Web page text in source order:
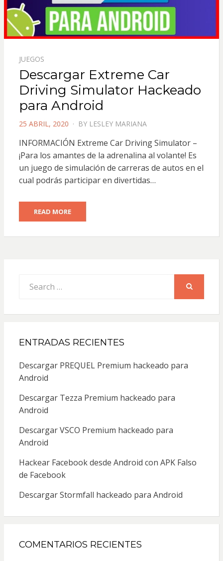
JUEGOS
Descargar Extreme Car
Driving Simulator Hackeado
para Android
POSTED
25 ABRIL, 2020 BY LESLEY MARIANA
INFORMACIÓN Extreme Car Driving Simulator –
¡Para los amantes de la adrenalina al volante! Es
un juego de simulación de carreras de autos en el
cual podrás participar en divertidas…
READ MORE
for:
ENTRADAS RECIENTES
Descargar PREQUEL Premium hackeado para
Android
Descargar Tezza Premium hackeado para
Android
Descargar VSCO Premium hackeado para
Android
Hackear Facebook desde Android con APK Falso
de Facebook
Descargar Stormfall hackeado para Android
COMENTARIOS RECIENTES